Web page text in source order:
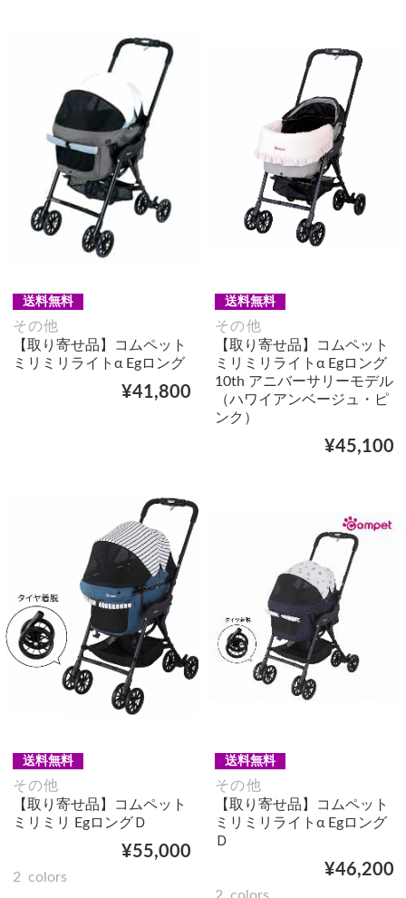
送料無料
その他
【取り寄せ品】コムペット
ミリミリライトα Egロング
¥41,800
送料無料
その他
【取り寄せ品】コムペット
ミリミリライトα Egロング
10th アニバーサリーモデル
（ハワイアンベージュ・ピ
ンク）
¥45,100
送料無料
その他
【取り寄せ品】コムペット
ミリミリ EgロングＤ
¥55,000
2 colors
送料無料
その他
【取り寄せ品】コムペット
ミリミリライトα Egロング
Ｄ
¥46,200